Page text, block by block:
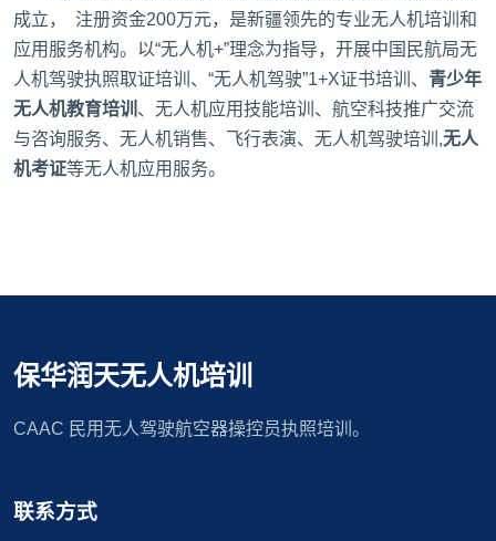
成立， 注册资金200万元，是新疆领先的专业无人机培训和
应用服务机构。以“无人机+”理念为指导，开展中国民航局无
人机驾驶执照取证培训、“无人机驾驶”1+X证书培训、 青少年
无人机教育培训 、无人机应用技能培训、航空科技推广交流
与咨询服务、无人机销售、飞行表演、 无人机驾驶培训 ,无人
机考证等无人机应用服务。​​
保华润天无人机培训
CAAC 民用无人驾驶航空器操控员执照培训。
联系方式